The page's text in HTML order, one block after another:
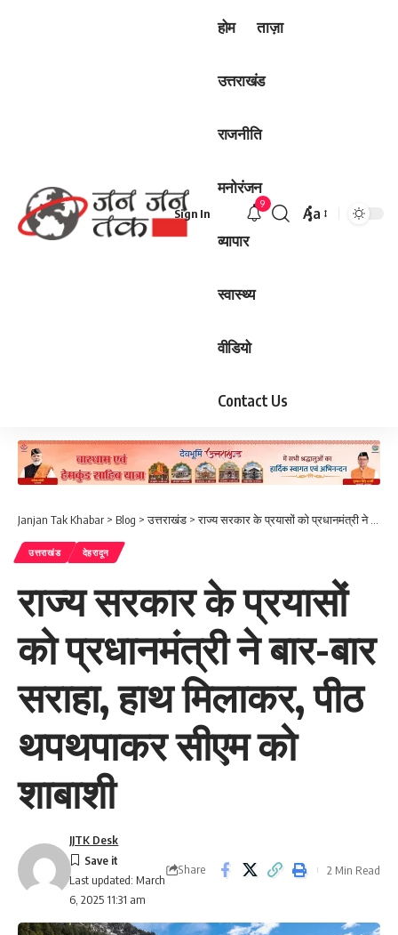
होम ताज़ा
उत्तराखंड
राजनीति
मनोरंजन
व्यापार
स्वास्थ्य
वीडियो
Contact Us
Sign In
9
Font
Aa
Janjan Tak Khabar > Blog >उत्तराखंड >राज्य सरकार के प्रयासों को प्रधानमंत्री ने बार-बार सराहा, हाथ मिलाकर, पीठ थपथपाकर सीएम को शाबाशी
उत्तराखंड देहरादून
राज्य सरकार के प्रयासों
को प्रधानमंत्री ने बार-बार
सराहा, हाथ मिलाकर, पीठ
थपथपाकर सीएम को
शाबाशी
Last updated: March
6, 2025 11:31 am
JJTK Desk
Share 2 Min Read